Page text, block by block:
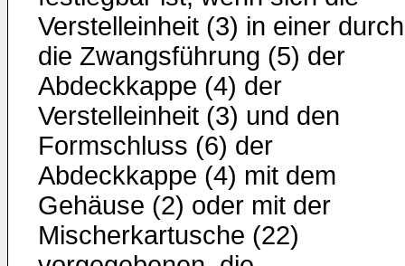
Verstelleinheit (3) in einer durch
die Zwangsführung (5) der
Abdeckkappe (4) der
Verstelleinheit (3) und den
Formschluss (6) der
Abdeckkappe (4) mit dem
Gehäuse (2) oder mit der
Mischerkartusche (22)